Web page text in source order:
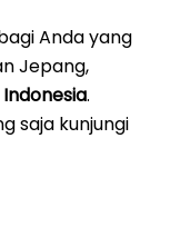
Anda yang
Jepang,
Indonesia.
saja kunjungi